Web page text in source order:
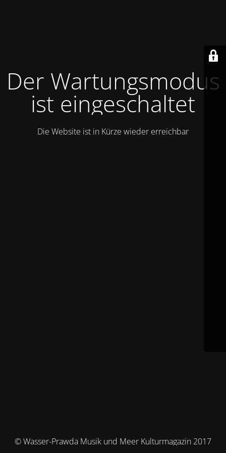
Der Wartungsmodus
ist eingeschaltet
Die Website ist in Kürze wieder erreichbar
© Wasser-Prawda Musik und Meer Kulturmagazin 2017